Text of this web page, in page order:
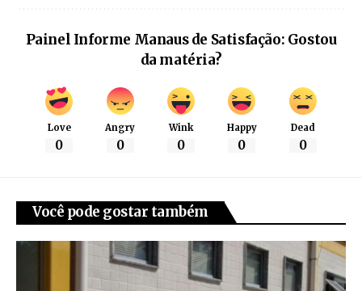
Painel Informe Manaus de Satisfação: Gostou
da matéria?
Love
0
Angry
0
Wink
0
Happy
0
Dead
0
Você pode gostar também